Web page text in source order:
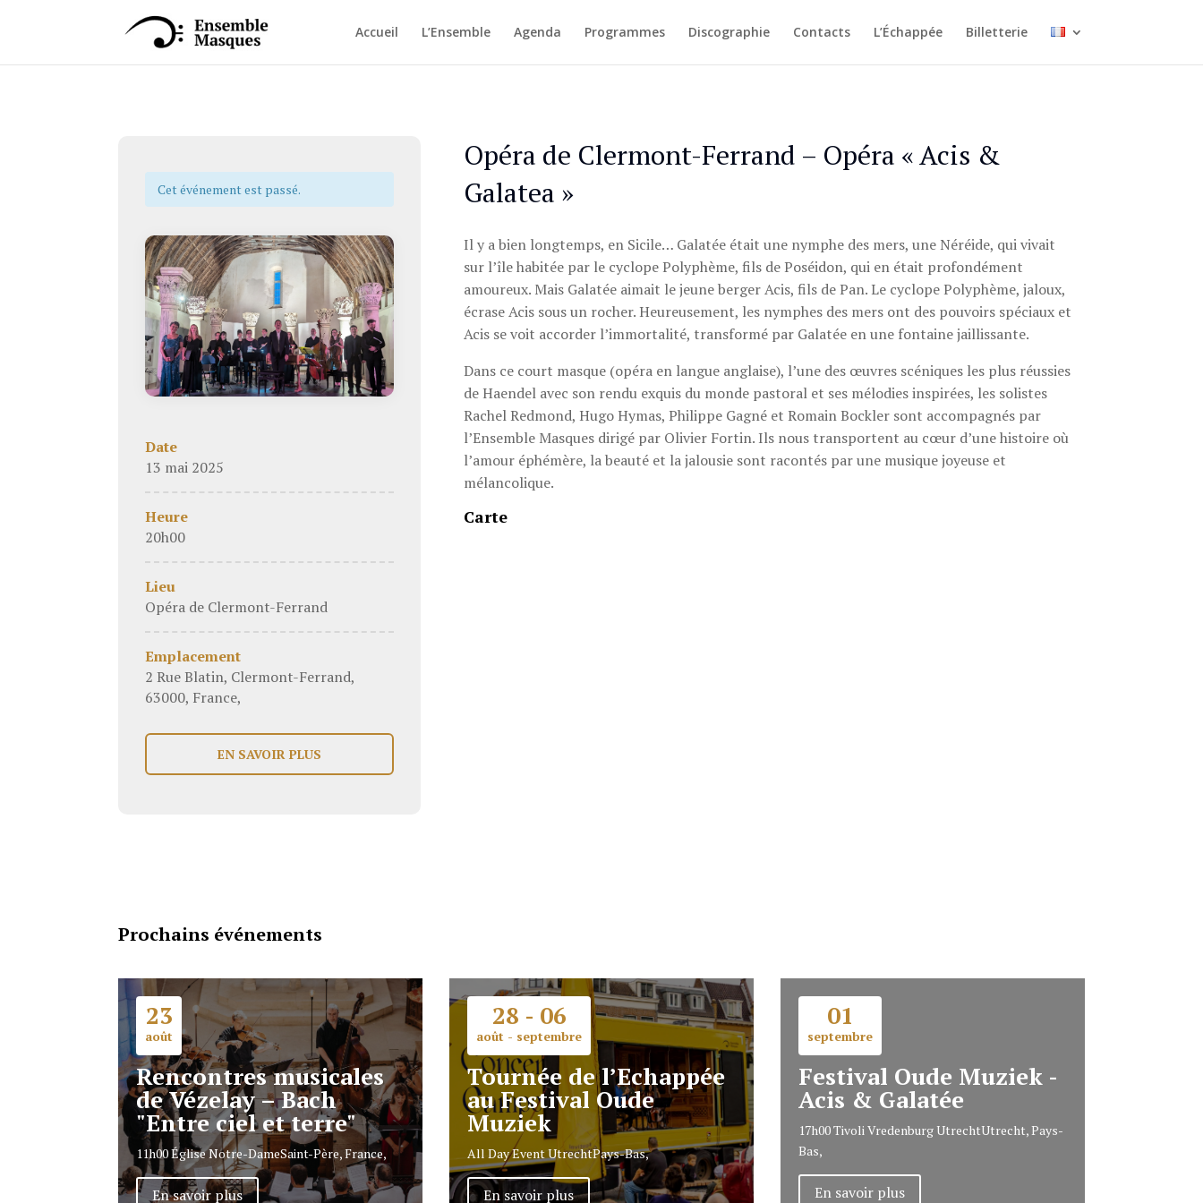
Accueil L’Ensemble Agenda Programmes Discographie Contacts L’Échappée Billetterie
Cet événement est passé.
Date
13 mai 2025
Heure
20h00
Lieu
Opéra de Clermont-Ferrand
Emplacement
2 Rue Blatin, Clermont-Ferrand,
63000, France,
EN SAVOIR PLUS
Opéra de Clermont-Ferrand – Opéra « Acis &
Galatea »
Il y a bien longtemps, en Sicile… Galatée était une nymphe des mers, une Néréide, qui vivait
sur l’île habitée par le cyclope Polyphème, fils de Poséidon, qui en était profondément
amoureux. Mais Galatée aimait le jeune berger Acis, fils de Pan. Le cyclope Polyphème, jaloux,
écrase Acis sous un rocher. Heureusement, les nymphes des mers ont des pouvoirs spéciaux et
Acis se voit accorder l’immortalité, transformé par Galatée en une fontaine jaillissante.
Dans ce court masque (opéra en langue anglaise), l’une des œuvres scéniques les plus réussies
de Haendel avec son rendu exquis du monde pastoral et ses mélodies inspirées, les solistes
Rachel Redmond, Hugo Hymas, Philippe Gagné et Romain Bockler sont accompagnés par
l’Ensemble Masques dirigé par Olivier Fortin. Ils nous transportent au cœur d’une histoire où
l’amour éphémère, la beauté et la jalousie sont racontés par une musique joyeuse et
mélancolique.
Carte
Prochains événements
23
août
Rencontres musicales
de Vézelay – Bach
"Entre ciel et terre"
11h00Église Notre-DameSaint-Père, France,
En savoir plus
28 - 06
août - septembre
Tournée de l’Echappée
au Festival Oude
Muziek
All Day EventUtrechtPays-Bas,
En savoir plus
01
septembre
Festival Oude Muziek -
Acis & Galatée
17h00Tivoli Vredenburg UtrechtUtrecht, Pays-
Bas,
En savoir plus